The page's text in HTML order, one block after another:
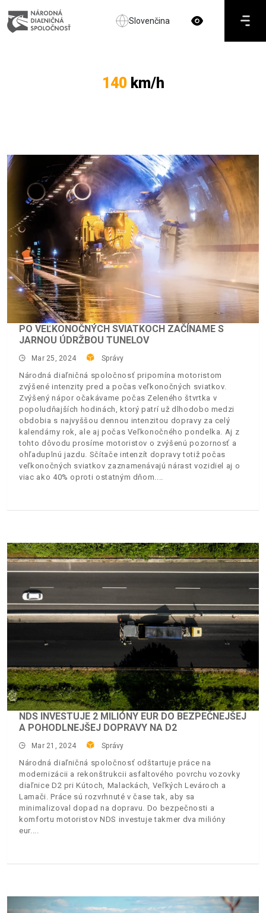
Slovenčina
140km/h
PO VEĽKONOČNÝCH SVIATKOCH ZAČÍNAME S
JARNOU ÚDRŽBOU TUNELOV
Mar 25, 2024 Správy
Národná diaľničná spoločnosť pripomína motoristom
zvýšené intenzity pred a počas veľkonočných sviatkov.
Zvýšený nápor očakávame počas Zeleného štvrtka v
popoludňajších hodinách, ktorý patrí už dlhodobo medzi
obdobia s najvyššou dennou intenzitou dopravy za celý
kalendárny rok, ale aj počas Veľkonočného pondelka. Aj z
tohto dôvodu prosíme motoristov o zvýšenú pozornosť a
ohľaduplnú jazdu. Sčítače intenzít dopravy totiž počas
veľkonočných sviatkov zaznamenávajú nárast vozidiel aj o
viac ako 40% oproti ostatným dňom.
NDS INVESTUJE 2 MILIÓNY EUR DO BEZPEČNEJŠEJ
A POHODLNEJŠEJ DOPRAVY NA D2
Mar 21, 2024 Správy
Národná diaľničná spoločnosť odštartuje práce na
modernizácii a rekonštrukcii asfaltového povrchu vozovky
diaľnice D2 pri Kútoch, Malackách, Veľkých Levároch a
Lamači. Práce sú rozvrhnuté v čase tak, aby sa
minimalizoval dopad na dopravu. Do bezpečnosti a
komfortu motoristov NDS investuje takmer dva milióny
eur.